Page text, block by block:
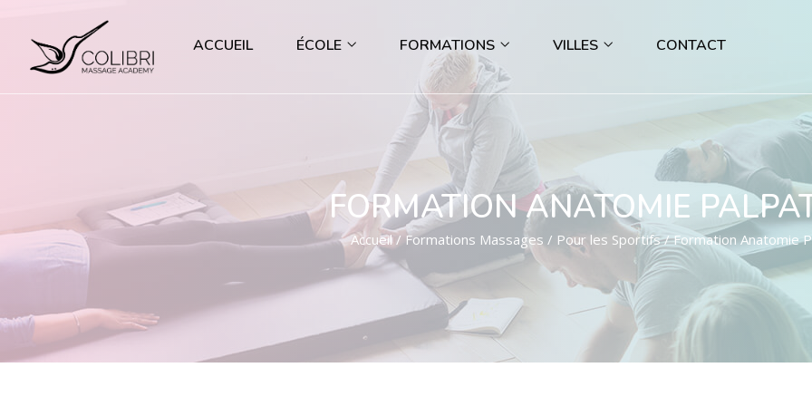
ACCUEIL ÉCOLE FORMATIONS VILLES CONTACT
FORMATION ANATOMIE
Accueil /Formations Massages / Pour les Sportifs/ Formation Anatomie